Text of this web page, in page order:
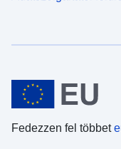
Fedezzen fel többet